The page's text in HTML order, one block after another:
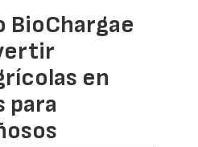
BioChargae
en
para